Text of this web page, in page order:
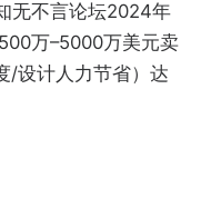
无不言论坛2024年
万–5000万美元卖
/设计人力节省）达